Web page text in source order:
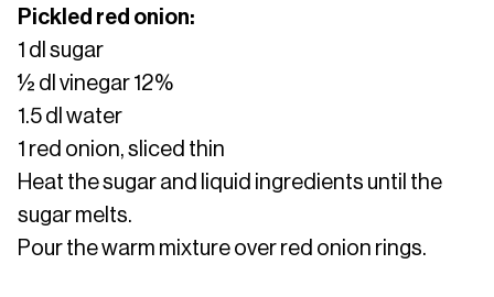
Pickled red onion:
1 dl sugar
½ dl vinegar 12%
1.5 dl water
1 red onion, sliced thin
Heat the sugar and liquid ingredients until the
sugar melts.
Pour the warm mixture over red onion rings.